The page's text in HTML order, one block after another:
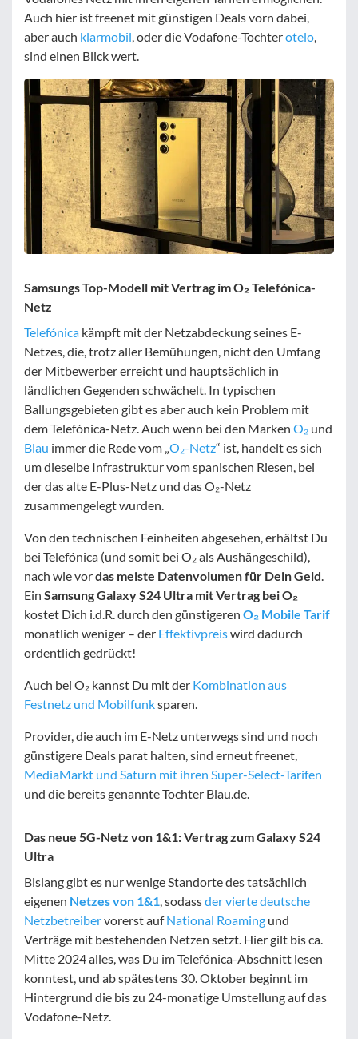
Auch hier ist freenet mit günstigen Deals vorn dabei,
aber auch klarmobil, oder die Vodafone-Tochterotelo,
sind einen Blick wert.
Samsungs Top-Modell mit Vertrag im O₂ Telefónica-
Netz
Telefónica kämpft mit der Netzabdeckung seines E-
Netzes, die, trotz aller Bemühungen, nicht den Umfang
der Mitbewerber erreicht und hauptsächlich in
ländlichen Gegenden schwächelt. In typischen
Ballungsgebieten gibt es aber auch kein Problem mit
dem Telefónica-Netz. Auch wenn bei den Marken O₂ und
Blau immer die Rede vom „ O₂-Netz“ ist, handelt es sich
um dieselbe Infrastruktur vom spanischen Riesen, bei
der das alte E-Plus-Netz und das O₂-Netz
zusammengelegt wurden.
Von den technischen Feinheiten abgesehen, erhältst Du
bei Telefónica (und somit bei O₂ als Aushängeschild),
nach wie vordas meiste Datenvolumen für Dein Geld
Ein Samsung Galaxy S24 Ultra mit Vertrag bei O₂
kostet Dich i.d.R. durch den günstigeren O₂ Mobile Tarif
monatlich weniger – der Effektivpreiswird dadurch
ordentlich gedrückt!
Auch bei O₂ kannst Du mit der Kombination aus
Festnetz und Mobilfunksparen.
Provider, die auch im E-Netz unterwegs sind und noch
günstigere Deals parat halten, sind erneut freenet,
MediaMarkt und Saturn mit ihren Super-Select-Tarifen
und die bereits genannte Tochter Blau.de.
Das neue 5G-Netz von 1&1: Vertrag zum Galaxy S24
Ultra
Bislang gibt es nur wenige Standorte des tatsächlich
eigenen Netzes von 1&1 , sodassder vierte deutsche
Netzbetreibervorerst aufNational Roaming und
Verträge mit bestehenden Netzen setzt. Hier gilt bis ca.
Mitte 2024 alles, was Du im Telefónica-Abschnitt lesen
konntest, und ab spätestens 30. Oktober beginnt im
Hintergrund die bis zu 24-monatige Umstellung auf das
Vodafone-Netz.